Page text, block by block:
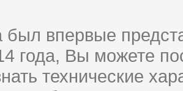
был впервые
года, Вы можете
технические